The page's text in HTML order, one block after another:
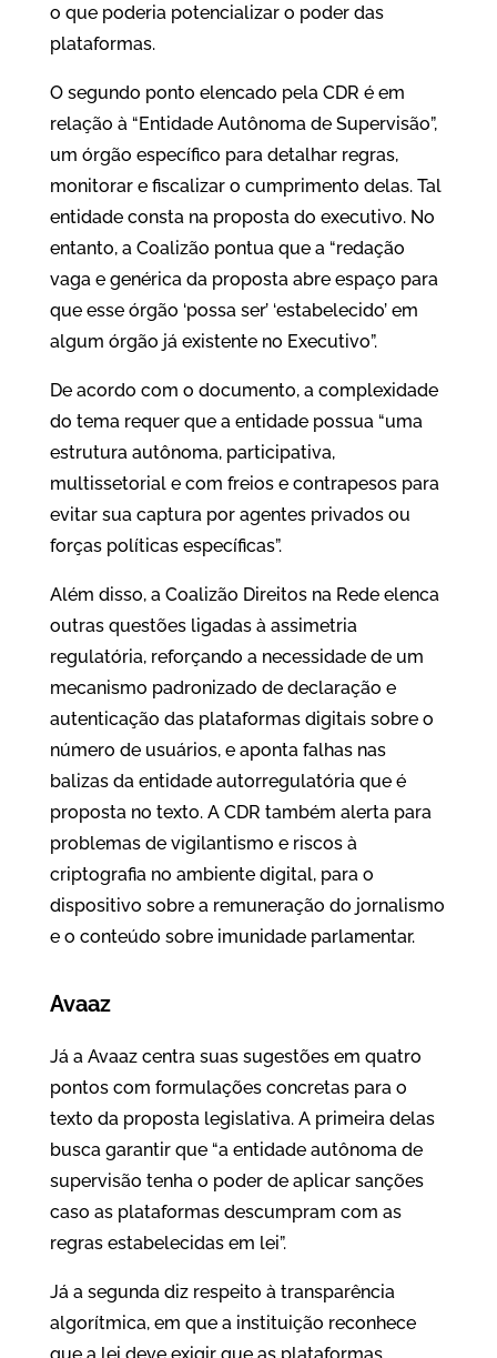
o que poderia potencializar o poder das
plataformas.
O segundo ponto elencado pela CDR é em
relação à “Entidade Autônoma de Supervisão”,
um órgão específico para detalhar regras,
monitorar e fiscalizar o cumprimento delas. Tal
entidade consta na proposta do executivo. No
entanto, a Coalizão pontua que a “redação
vaga e genérica da proposta abre espaço para
que esse órgão ‘possa ser’ ‘estabelecido’ em
algum órgão já existente no Executivo”.
De acordo com o documento, a complexidade
do tema requer que a entidade possua “uma
estrutura autônoma, participativa,
multissetorial e com freios e contrapesos para
evitar sua captura por agentes privados ou
forças políticas específicas”.
Além disso, a Coalizão Direitos na Rede elenca
outras questões ligadas à assimetria
regulatória, reforçando a necessidade de um
mecanismo padronizado de declaração e
autenticação das plataformas digitais sobre o
número de usuários, e aponta falhas nas
balizas da entidade autorregulatória que é
proposta no texto. A CDR também alerta para
problemas de vigilantismo e riscos à
criptografia no ambiente digital, para o
dispositivo sobre a remuneração do jornalismo
e o conteúdo sobre imunidade parlamentar.
Avaaz
Já a Avaaz centra suas sugestões em quatro
pontos com formulações concretas para o
texto da proposta legislativa. A primeira delas
busca garantir que “a entidade autônoma de
supervisão tenha o poder de aplicar sanções
caso as plataformas descumpram com as
regras estabelecidas em lei”.
Já a segunda diz respeito à transparência
algorítmica, em que a instituição reconhece
que a lei deve exigir que as plataformas